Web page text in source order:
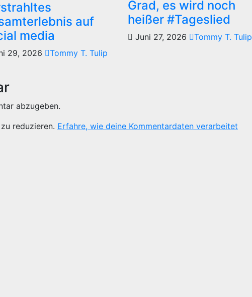
auf
media
29, 2026 Tommy T. Tulip
Grad, es wird noch
heißer #Tageslied
Juni 27, 2026 Tommy T. Tulip
abzugeben.
reduzieren. Erfahre, wie deine Kommentardaten verarbeitet